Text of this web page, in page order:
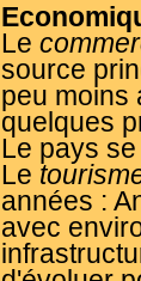
Le
source
peu moins
quelques
Le pays
Le
années :
avec